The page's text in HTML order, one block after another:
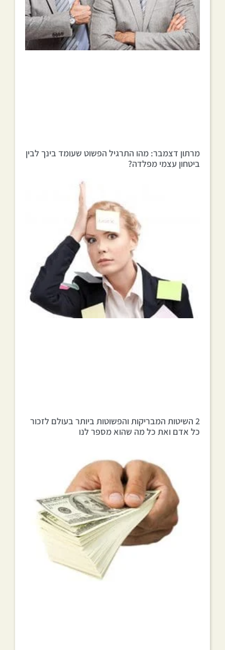
מרתון דצמבר: מהו התרגיל הפשוט שעומד בינך לבין
ביטחון עצמי מפלדה?
2 השיטות המבריקות והפשוטות ביותר בעולם לזכור
כל אדם ואת כל מה שהוא מספר לנו